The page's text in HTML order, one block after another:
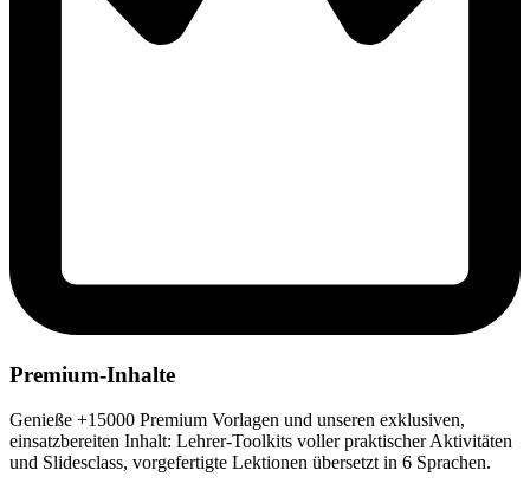
Premium-Inhalte
Genieße +15000 Premium Vorlagen und unseren exklusiven,
einsatzbereiten Inhalt: Lehrer-Toolkits voller praktischer Aktivitäten
und Slidesclass, vorgefertigte Lektionen übersetzt in 6 Sprachen.